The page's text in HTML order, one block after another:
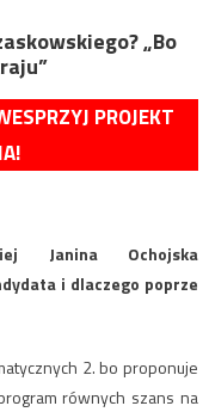
„Bo
PROJEKT
Janina Ochojska
i dlaczego poprze
2. bo proponuje
równych szans na